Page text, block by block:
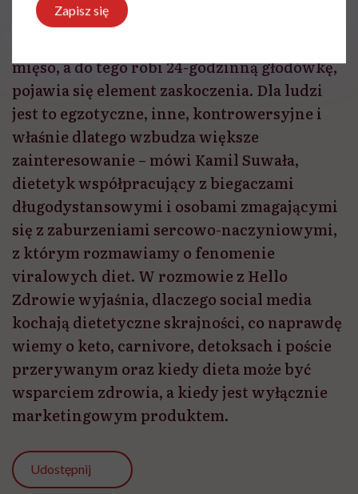
J eśli ktoś powie, że od jutra zaczyna jeść
mięso, a do tego robi 24-godzinną głodówkę,
pojawia się element zaskoczenia. Dla ludzi
jest to egzotyczne, inne, kontrowersyjne i
właśnie dlatego wzbudza większe
zainteresowanie – mówi Kamil Suwała,
dietetyk współpracujący z biegaczami
długodystansowymi i osobami zmagającymi
się z zaburzeniami sercowo-naczyniowymi,
z którym rozmawiamy o fenomenie
viralowych diet. W rozmowie z Hello
Zdrowie wyjaśnia, dlaczego social media
kochają dietetyczne skrajności, co naprawdę
wiemy o keto, carnivore, detoksach i poście
przerywanym oraz kiedy dieta może być
wsparciem zdrowia, a kiedy jest wyłącznie
marketingowym produktem.
Udostępnij
Zapisz się